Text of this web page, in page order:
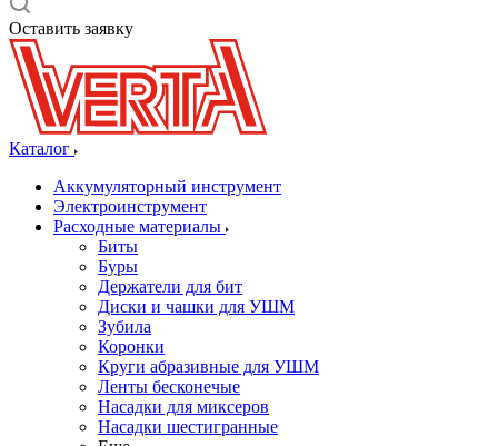
Оставить заявку
Каталог
Аккумуляторный инструмент
Электроинструмент
Расходные материалы
Биты
Буры
Держатели для бит
Диски и чашки для УШМ
Зубила
Коронки
Круги абразивные для УШМ
Ленты бесконечые
Насадки для миксеров
Насадки шестигранные